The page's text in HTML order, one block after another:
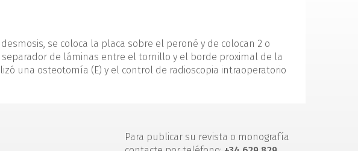
se coloca la placa sobre el peroné y de colocan 2 o
de láminas entre el tornillo y el borde proximal de la
una osteotomía (E) y el control de radioscopia intraoperatorio
Para publicar su revista o monografía